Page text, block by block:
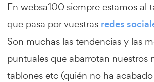
En websa100 siempre estamos al
que pasa por vuestras redes
Son muchas las tendencias y las
puntuales que abarrotan nuestros
tablones etc (quién no ha